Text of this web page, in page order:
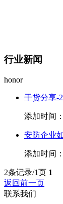
行业新闻
honor
干货分享-
添加时间
安防企业
添加时间
2条记录/1页 1
返回前一页
联系我们